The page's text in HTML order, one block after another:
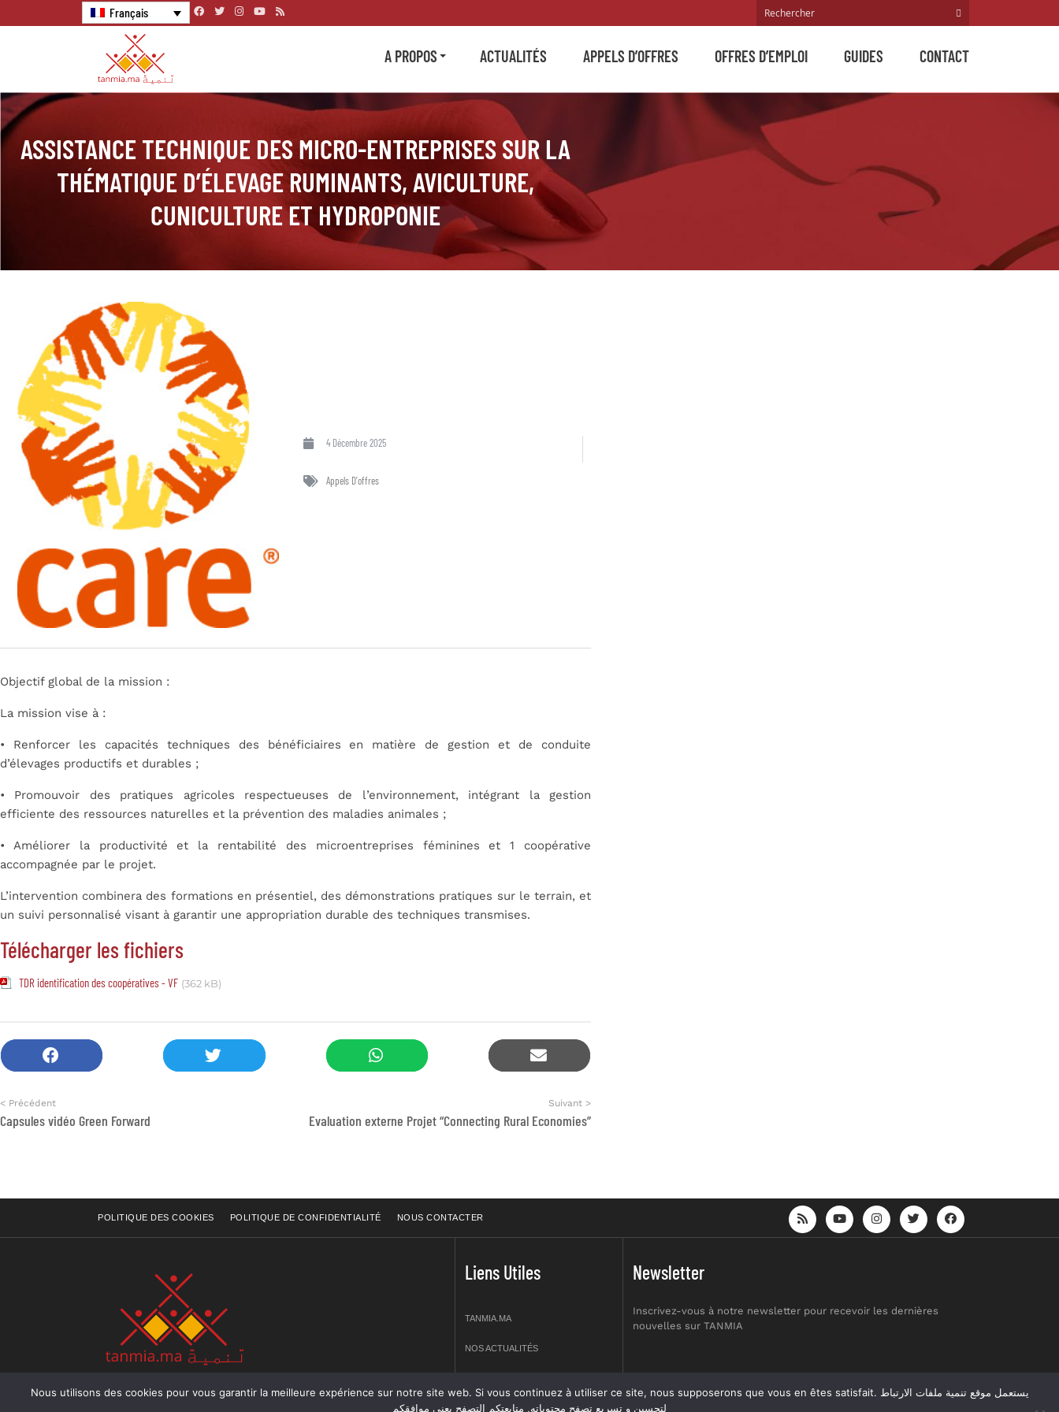
Français
A PROPOS ACTUALITÉS APPELS D’OFFRES OFFRES D’EMPLOI GUIDES CONTACT
ASSISTANCE TECHNIQUE DES MICRO-ENTREPRISES SUR LA
THÉMATIQUE D’ÉLEVAGE RUMINANTS, AVICULTURE,
CUNICULTURE ET HYDROPONIE
4 Décembre 2025
Appels D'offres
Objectif global de la mission :
La mission vise à :
• Renforcer les capacités techniques des bénéficiaires en matière de gestion et de conduite
d’élevages productifs et durables ;
• Promouvoir des pratiques agricoles respectueuses de l’environnement, intégrant la gestion
efficiente des ressources naturelles et la prévention des maladies animales ;
• Améliorer la productivité et la rentabilité des microentreprises féminines et 1 coopérative
accompagnée par le projet.
L’intervention combinera des formations en présentiel, des démonstrations pratiques sur le terrain, et
un suivi personnalisé visant à garantir une appropriation durable des techniques transmises.
Télécharger les fichiers
TDR identification des coopératives - VF (362 kB)
< Précédent
Capsules vidéo Green Forward
Suivant >
Evaluation externe Projet “Connecting Rural Economies”
POLITIQUE DES COOKIES POLITIQUE DE CONFIDENTIALITÉ NOUS CONTACTER
Rue Raiss Achour, Résidence Badr A, ler étage, Apprt NO 2,
Liens Utiles
TANMIA.MA
NOS ACTUALITÉS
OFFRES D’EMPLOI
Newsletter
Inscrivez-vous à notre newsletter pour recevoir les dernières
nouvelles sur TANMIA
Nous utilisons des cookies pour vous garantir la meilleure expérience sur notre site web. Si vous continuez à utiliser ce site, nous supposerons que vous en êtes satisfait. يستعمل موقع تنمية ملفات الارتباط
لتحسين و تسريع تصفح محتوياته, متابعتكم التصفح يعني موافقكم